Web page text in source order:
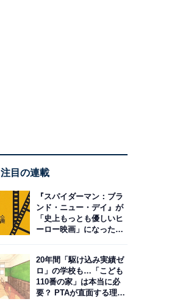
注目の連載
『スパイダーマン：ブラ
ンド・ニュー・デイ』が
「史上もっとも優しいヒ
ーロー映画」になった理
20年間「駆け込み実績ゼ
ロ」の学校も…「こども
110番の家」は本当に必
要？ PTAが直面する理想